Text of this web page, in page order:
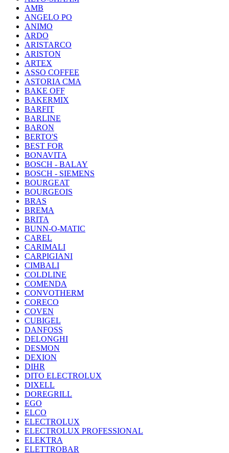
AMB
ANGELO PO
ANIMO
ARDO
ARISTARCO
ARISTON
ARTEX
ASSO COFFEE
ASTORIA CMA
BAKE OFF
BAKERMIX
BARFIT
BARLINE
BARON
BERTO'S
BEST FOR
BONAVITA
BOSCH - BALAY
BOSCH - SIEMENS
BOURGEAT
BOURGEOIS
BRAS
BREMA
BRITA
BUNN-O-MATIC
CAREL
CARIMALI
CARPIGIANI
CIMBALI
COLDLINE
COMENDA
CONVOTHERM
CORECO
COVEN
CUBIGEL
DANFOSS
DELONGHI
DESMON
DEXION
DIHR
DITO ELECTROLUX
DIXELL
DOREGRILL
EGO
ELCO
ELECTROLUX
ELECTROLUX PROFESSIONAL
ELEKTRA
ELETTROBAR